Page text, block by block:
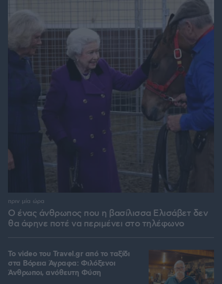
Ο ένας άνθρωπος που η βασίλισσα Ελισάβετ δεν
θα άφηνε ποτέ να περιμένει στο τηλέφωνο
πριν μία ώρα
To video του Travel.gr από το ταξίδι
στα Βόρεια Άγραφα: Φιλόξενοι
Άνθρωποι, ανόθευτη Φύση